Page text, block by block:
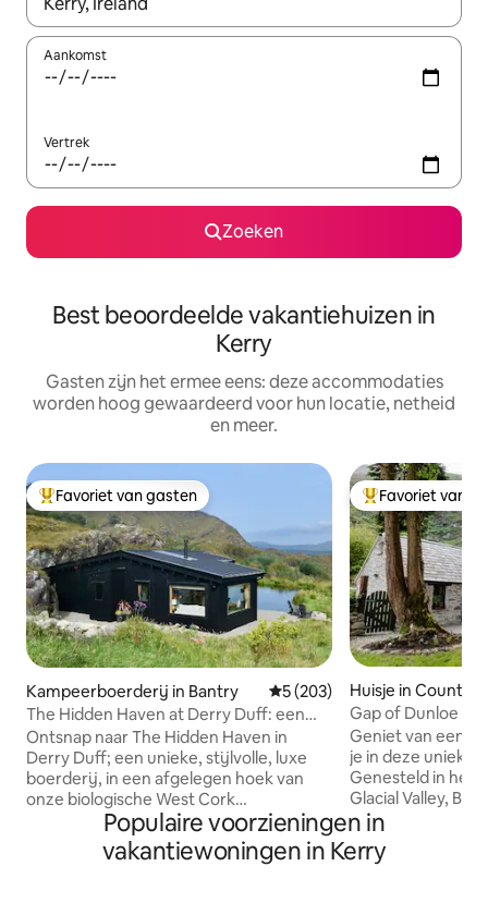
Aankomst
Vertrek
Zoeken
Best beoordeelde vakantiehuizen in
Kerry
Gasten zijn het ermee eens: deze accommodaties
worden hoog gewaardeerd voor hun locatie, netheid
en meer.
Topfavoriet van gasten
Favoriet van gasten
Kampeerboerderij in Bantry Gemiddelde beoordeling
5 (203)
The Hidden Haven at Derry Duff: een
romantisch toevluchtsoord
Ontsnap naar The Hidden Haven in
Derry Duff; een unieke, stijlvolle, luxe
boerderij, in een afgelegen hoek van
onze biologische West Cork
heuvelboerderij, op slechts 20 minuten
van Bantry en Glengarriff. We hebben
deze boetiek, eco-retraite ontworpen
Topfavoriet van
Favoriet van
Huisje in County
Gap of Dunloe
Geniet van een
je in deze unieke
Genesteld in het
Glacial Valley, Beaufort, Killarney on the
Ring of Kerry, breng wat rustige tijd
huisje uit de jaren
Populaire voorzieningen in
vakantiewoningen in Kerry